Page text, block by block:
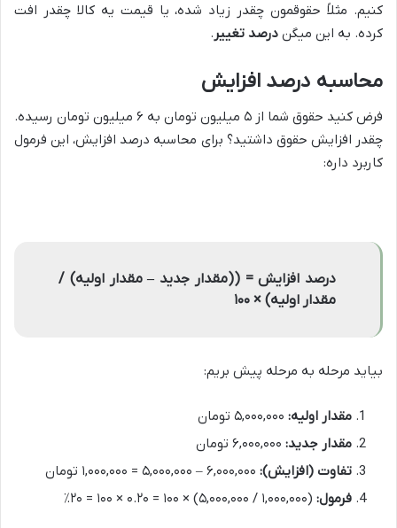
کنیم. مثلاً حقوقمون چقدر زیاد شده، یا قیمت یه کالا چقدر افت
کرده. به این میگن درصد تغییر .
محاسبه درصد افزایش
فرض کنید حقوق شما از ۵ میلیون تومان به ۶ میلیون تومان رسیده.
چقدر افزایش حقوق داشتید؟ برای محاسبه درصد افزایش، این فرمول
کاربرد داره:
درصد افزایش = ((مقدار جدید – مقدار اولیه) /
مقدار اولیه) × ۱۰۰
بیاید مرحله به مرحله پیش بریم:
مقدار اولیه:
مقدار جدید:
تفاوت (افزایش):
فرمول: (۱,۰۰۰,۰۰۰ / ۵,۰۰۰,۰۰۰) × ۱۰۰ = ۰.۲۰ × ۱۰۰ = ۲۰٪